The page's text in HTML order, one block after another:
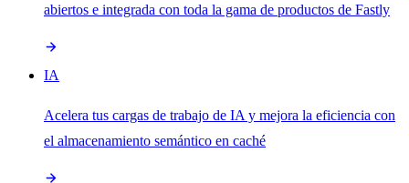
abiertos e integrada con toda la gama de productos de Fastly
IA
Acelera tus cargas de trabajo de IA y mejora la eficiencia con
el almacenamiento semántico en caché